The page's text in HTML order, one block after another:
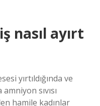
nasıl ayırt
yırtıldığında ve
sıvısı
hamile kadınlar